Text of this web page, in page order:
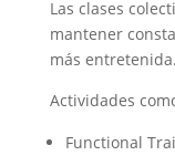
Las clases
mantener
más entretenida.
Actividades
Functional